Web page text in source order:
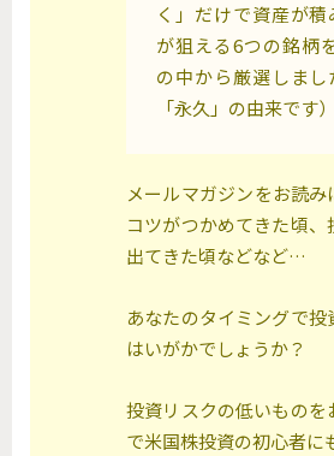
く」だけで資産が
が狙える6つの銘柄
の中から厳選しま
「永久」の由来です）
メールマガジンをお読
コツがつかめてきた頃
出てきた頃などなど…
あなたのタイミングで
はいがかでしょうか？
投資リスクの低いものを
で米国株投資の初心者に